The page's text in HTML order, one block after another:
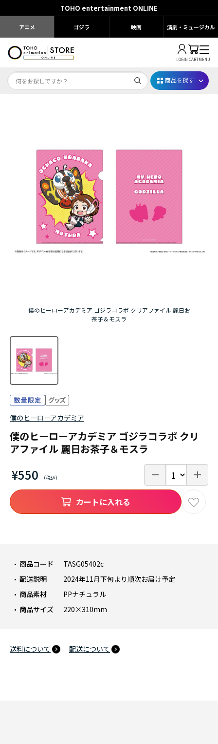
TOHO entertainment ONLINE
アニメ ゴジラ 映画 演劇・ミュージカル
LOGIN CARTMENU
じゅじゅフェス 2026
薬屋のひとりごと 夏の園遊会2026
名探偵コナン
アニメ『僕のヒーローアカデミア』10周年
ハイキュー!!ジャージ＆ユニフォーム
『ふつつかな悪女ではございますが ～雛宮蝶鼠と
商品を探す
僕のヒーローアカデミア ゴジラコラボ クリアファイル 麗日お
茶子＆モスラ
僕のヒーローアカデミア
僕のヒーローアカデミア ゴジラコラボ クリ
アファイル 麗日お茶子＆モスラ
¥550
商品コード
TASG05402c
配送説明
2024年11月下旬より順次お届け予定
商品素材
PPナチュラル
商品サイズ
220×310mm
送料について 配送について
カートに入れる